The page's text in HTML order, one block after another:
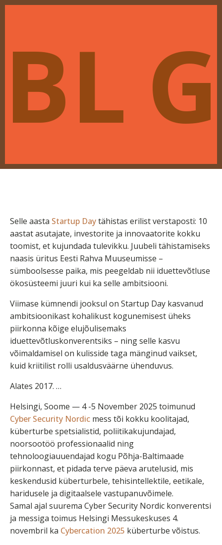
BL G
Selle aasta Startup Daytähistas erilist verstaposti: 10
aastat asutajate, investorite ja innovaatorite kokku
toomist, et kujundada tulevikku. Juubeli tähistamiseks
naasis üritus Eesti Rahva Muuseumisse –
sümboolsesse paika, mis peegeldab nii iduettevõtluse
ökosüsteemi juuri kui ka selle ambitsiooni.
Viimase kümnendi jooksul on Startup Day kasvanud
ambitsioonikast kohalikust kogunemisest üheks
piirkonna kõige elujõulisemaks
iduettevõtluskonverentsiks – ning selle kasvu
võimaldamisel on kulisside taga mänginud vaikset,
kuid kriitilist rolli usaldusväärne ühenduvus.
Alates 2017. …
Helsingi, Soome — 4 -5 November 2025 toimunud
Cyber Security Nordic mess tõi kokku koolitajad,
küberturbe spetsialistid, poliitikakujundajad,
noorsootöö professionaalid ning
tehnoloogiauuendajad kogu Põhja-Baltimaade
piirkonnast, et pidada terve päeva arutelusid, mis
keskendusid küberturbele, tehisintellektile, eetikale,
haridusele ja digitaalsele vastupanuvõimele.
Samal ajal suurema Cyber Security Nordic konverentsi
ja messiga toimus Helsingi Messukeskuses 4.
novembril ka Cybercation 2025 küberturbe võistus.